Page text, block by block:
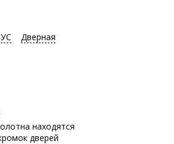
Дверная
находятся
дверей